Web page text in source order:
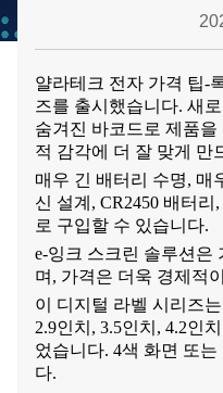
얄라테크 전자 가격 팁-
즈를 출시했습니다. 새
숨겨진 바코드로 제품을
적 감각에 더 잘 맞게 만
매우 긴 배터리 수명, 매
신 설계, CR2450 배터
로 구입할 수 있습니다.
e-잉크 스크린 솔루션은
며, 가격은 더욱 경제적
이 디지털 라벨 시리즈
2.9인치, 3.5인치, 4.2인
었습니다. 4색 화면 또는
다.